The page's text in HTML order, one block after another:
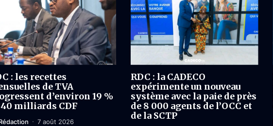
: les recettes
de TVA
d’environ 19 %
milliards CDF
7 août 2026
RDC : la CADECO
expérimente un nouveau
système avec la paie de près
de 8 000 agents de l’OCC et
de la SCTP